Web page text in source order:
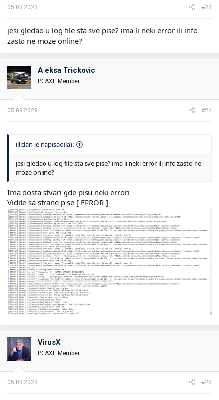
05.03.2023. #23
jesi gledao u log file sta sve pise? ima li neki error ili info
zasto ne moze online?
Aleksa Trickovic
PCAXE Member
05.03.2023. #24
illidan je napisao(la):
jesi gledao u log file sta sve pise? ima li neki error ili info zasto ne
moze online?
Ima dosta stvari gde pisu neki errori
Vidite sa strane pise [ ERROR ]
VirusX
PCAXE Member
05.03.2023. #25